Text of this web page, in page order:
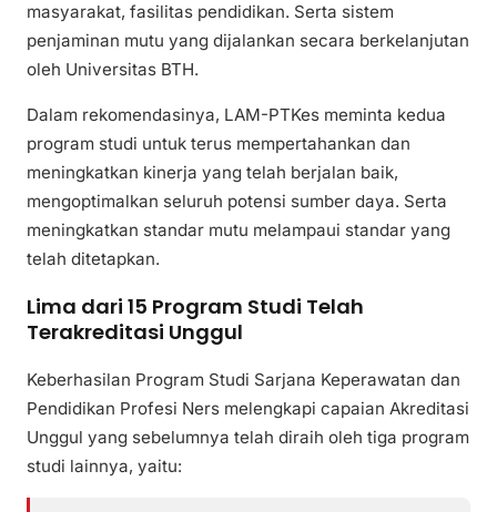
masyarakat, fasilitas pendidikan. Serta sistem
penjaminan mutu yang dijalankan secara berkelanjutan
oleh Universitas BTH.
Dalam rekomendasinya, LAM-PTKes meminta kedua
program studi untuk terus mempertahankan dan
meningkatkan kinerja yang telah berjalan baik,
mengoptimalkan seluruh potensi sumber daya. Serta
meningkatkan standar mutu melampaui standar yang
telah ditetapkan.
Lima dari 15 Program Studi Telah
Terakreditasi Unggul
Keberhasilan Program Studi Sarjana Keperawatan dan
Pendidikan Profesi Ners melengkapi capaian Akreditasi
Unggul yang sebelumnya telah diraih oleh tiga program
studi lainnya, yaitu: